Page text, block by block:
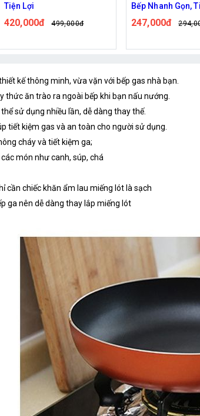
Bếp Nhanh Gọn, Tinh Tế
247,000đ 294,000đ
kế thông minh, vừa vặn với bếp gas nhà bạn.
thức ăn trào ra ngoài bếp khi bạn nấu nướng.
sử dụng nhiều lần, dễ dàng thay thế.
tiết kiệm gas và an toàn cho người sử dụng.
cháy và tiết kiệm ga;
món như canh, súp, chá
cần chiếc khăn ẩm lau miếng lót là sạch
ga nên dễ dàng thay lắp miếng lót